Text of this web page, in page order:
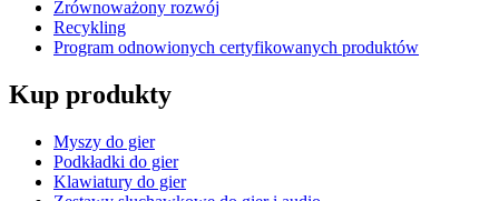
Zrównoważony rozwój
Recykling
Program odnowionych certyfikowanych produktów
Kup produkty
Myszy do gier
Podkładki do gier
Klawiatury do gier